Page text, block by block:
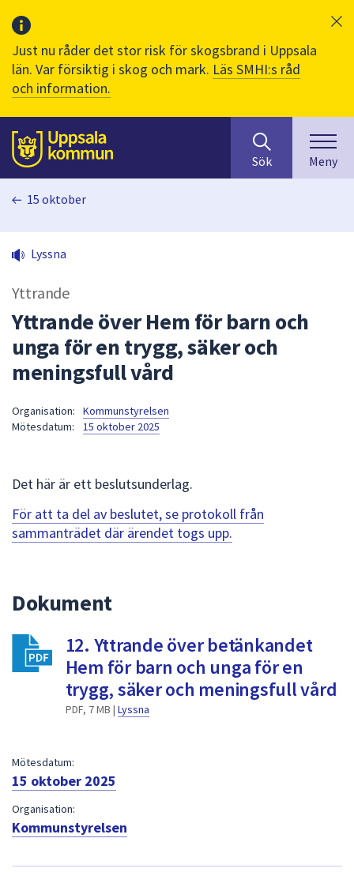
Just nu råder det stor risk för skogsbrand i Uppsala
län. Var försiktig i skog och mark. Läs SMHI:s råd
och information.
Till sidans
huvudinnehåll
efter
innehåll
på
sökfältet
kommer
sökförslag
att
navigera
mellan
att
välja
något
av
Sök Meny
15 oktober
Lyssna
Yttrande
Yttrande över Hem för barn och
unga för en trygg, säker och
meningsfull vård
Organisation:
Kommunstyrelsen
Mötesdatum:
15 oktober 2025
Det här är ett beslutsunderlag.
För att ta del av beslutet, se protokoll från
sammanträdet där ärendet togs upp.
Dokument
12. Yttrande över betänkandet
Hem för barn och unga för en
trygg, säker och meningsfull vård
PDF, 7 MB | Lyssna
Mötesdatum:
15 oktober 2025
Organisation:
Kommunstyrelsen